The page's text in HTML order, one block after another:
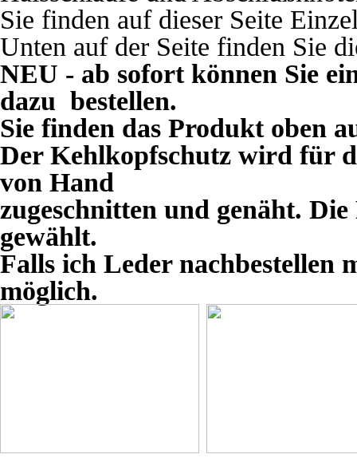
Sie finden auf dieser Seite
Unten auf der Seite finden Sie
NEU - ab sofort können Sie
dazu bestellen.
Sie finden das Produkt oben
Der Kehlkopfschutz wird für
von Hand
zugeschnitten und genäht.
gewählt.
Falls ich Leder nachbestellen
möglich.